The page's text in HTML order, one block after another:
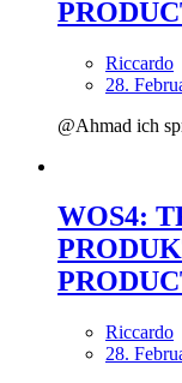
Riccardo
28.
@Ahmad ich
WOS4:
Riccardo
28.